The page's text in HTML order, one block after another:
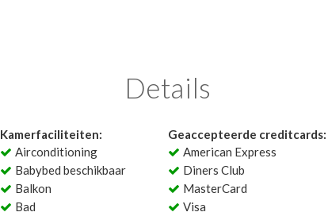
Details
Kamerfaciliteiten:
Airconditioning
Babybed beschikbaar
Balkon
Bad
Geaccepteerde creditcards:
American Express
Diners Club
MasterCard
Visa